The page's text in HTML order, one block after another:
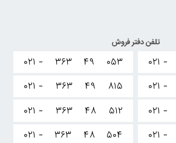
تلفن دفتر فروش
۰۲۱ -
۰۲۱ -
۰۲۱ -
۰۲۱ -
۰۲۱ - ۳۶۳ ۴۹
۰۵۳
۰۲۱ -
۳۶۳ ۴۹
۸۱۵
۰۲۱ -
۳۶۳ ۴۸
۵۱۲
۰۲۱ -
۳۶۳ ۴۸ ۵۰۴